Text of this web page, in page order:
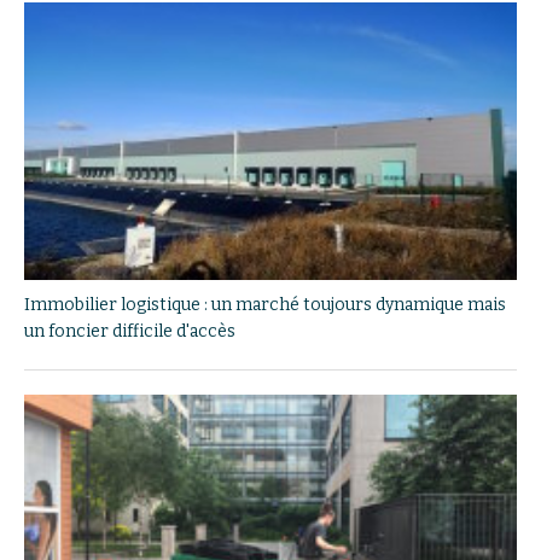
Immobilier logistique : un marché toujours dynamique mais
un foncier difficile d'accès